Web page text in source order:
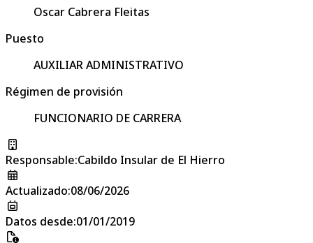
Oscar Cabrera Fleitas
Puesto
AUXILIAR ADMINISTRATIVO
Régimen de provisión
FUNCIONARIO DE CARRERA
Responsable:Cabildo Insular de El Hierro
Actualizado:08/06/2026
Datos desde:01/01/2019